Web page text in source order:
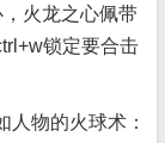
火龙之心佩带
锁定要合击
物的火球术：